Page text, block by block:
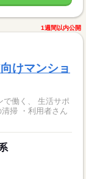
1週間以内公開
けマンショ